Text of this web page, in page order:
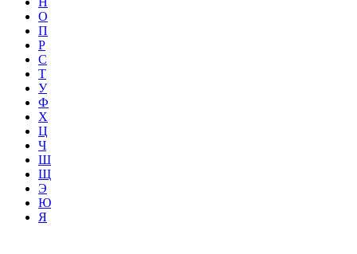
О
П
Р
С
Т
У
Ф
Х
Ц
Ч
Ш
Щ
Э
Ю
Я